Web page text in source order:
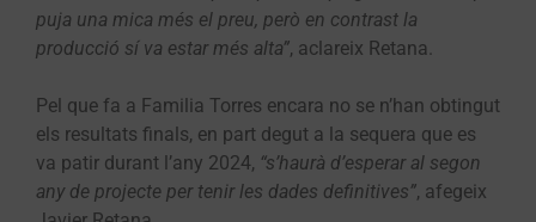
puja una mica més el preu, però en contrast la
producció sí va estar més alta”, aclareix Retana.
Pel que fa a Familia Torres encara no se n’han obtingut
els resultats finals, en part degut a la sequera que es
va patir durant l’any 2024, “s’haurà d’esperar al segon
any de projecte per tenir les dades definitives”, afegeix